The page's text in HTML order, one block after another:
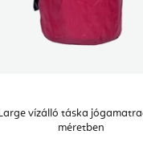
vízálló táska
méretben